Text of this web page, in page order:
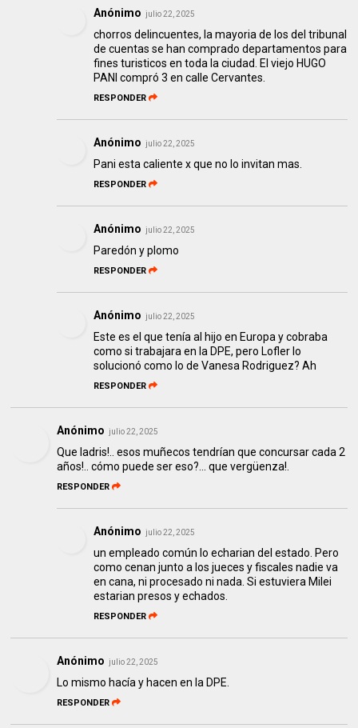
Anónimo julio 22, 2025
chorros delincuentes, la mayoria de los del tribunal
de cuentas se han comprado departamentos para
fines turisticos en toda la ciudad. El viejo HUGO
PANI compró 3 en calle Cervantes.
RESPONDER
Anónimo julio 22, 2025
Pani esta caliente x que no lo invitan mas.
RESPONDER
Anónimo julio 22, 2025
Paredón y plomo
RESPONDER
Anónimo julio 22, 2025
Este es el que tenía al hijo en Europa y cobraba
como si trabajara en la DPE, pero Lofler lo
solucionó como lo de Vanesa Rodriguez? Ah
RESPONDER
Anónimo julio 22, 2025
Que ladris!.. esos muñecos tendrían que concursar cada 2
años!.. cómo puede ser eso?… que vergüenza!.
RESPONDER
Anónimo julio 22, 2025
un empleado común lo echarian del estado. Pero
como cenan junto a los jueces y fiscales nadie va
en cana, ni procesado ni nada. Si estuviera Milei
estarian presos y echados.
RESPONDER
Anónimo julio 22, 2025
Lo mismo hacía y hacen en la DPE.
RESPONDER